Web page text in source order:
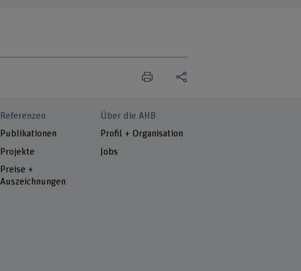
Referenzen
Publikationen
Projekte
Preise +
Auszeichnungen
Über die AHB
Profil + Organisation
Jobs